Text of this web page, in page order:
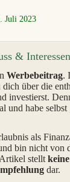
Juli 2023
&
Werbebeitrag.
über die
investierst.
und habe
als
bin nicht von
stellt
dar.